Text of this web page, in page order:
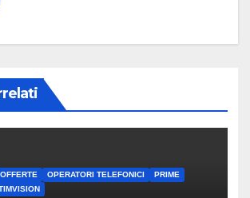
OFFERTE OPERATORI TELEFONICI
PRIME